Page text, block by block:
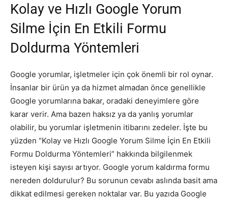
Kolay ve Hızlı Google Yorum
Silme İçin En Etkili Formu
Doldurma Yöntemleri
Google yorumlar, işletmeler için çok önemli bir rol oynar.
İnsanlar bir ürün ya da hizmet almadan önce genellikle
Google yorumlarına bakar, oradaki deneyimlere göre
karar verir. Ama bazen haksız ya da yanlış yorumlar
olabilir, bu yorumlar işletmenin itibarını zedeler. İşte bu
yüzden “Kolay ve Hızlı Google Yorum Silme İçin En Etkili
Formu Doldurma Yöntemleri” hakkında bilgilenmek
isteyen kişi sayısı artıyor. Google yorum kaldırma formu
nereden doldurulur? Bu sorunun cevabı aslında basit ama
dikkat edilmesi gereken noktalar var. Bu yazıda Google